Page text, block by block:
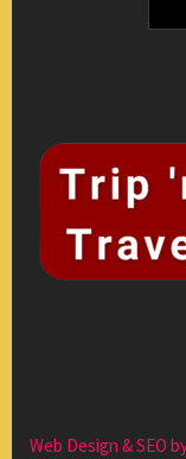
Web Design & SEO